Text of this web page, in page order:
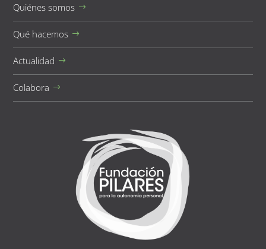
Quiénes somos
Qué hacemos
Actualidad
Colabora